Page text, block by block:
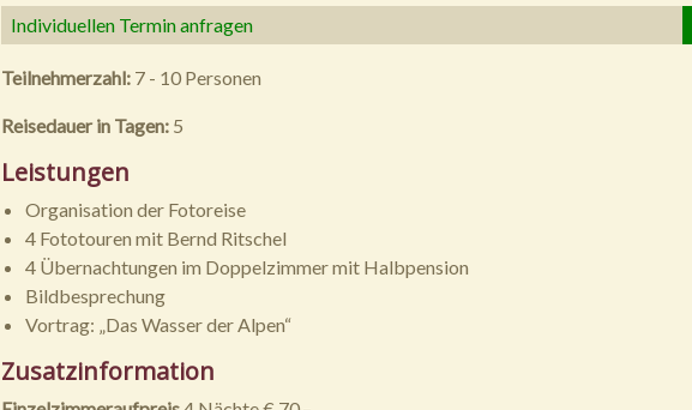
Individuellen Termin anfragen
Teilnehmerzahl: 7 - 10 Personen
Reisedauer in Tagen: 5
Leistungen
Organisation der Fotoreise
4 Fototouren mit Bernd Ritschel
4 Übernachtungen im Doppelzimmer mit Halbpension
Bildbesprechung
Vortrag: „Das Wasser der Alpen“
Zusatzinformation